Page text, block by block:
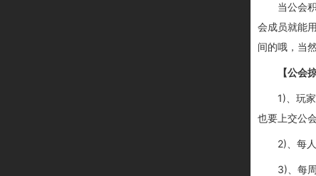
当公会
会成员就能
间的哦，当
【公会
1)、玩
也要上交公会
2)、 每人
3)、每